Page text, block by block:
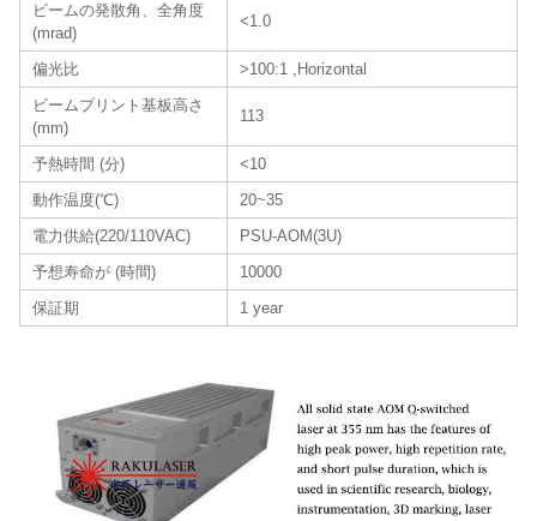
ビームの発散角、全角度
(mrad)
<1.0
偏光比
>100:1 ,Horizontal
ビームプリント基板高さ
(mm)
113
予熱時間 (分)
<10
動作温度(℃)
20~35
電力供給(220/110VAC)
PSU-AOM(3U)
予想寿命が (時間)
10000
保証期
1 year